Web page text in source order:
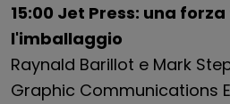
15:00 Jet Press: una
l'imballaggio
Raynald Barillot e Mark
Graphic Communications